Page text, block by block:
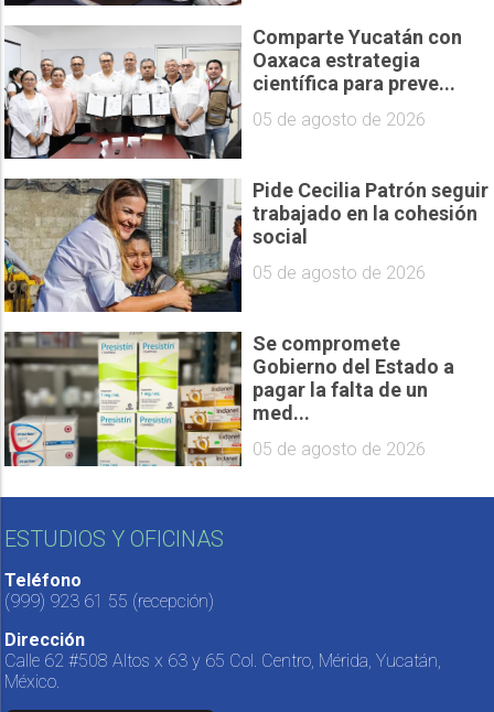
Comparte Yucatán con
Oaxaca estrategia
científica para preve...
05 de agosto de 2026
Pide Cecilia Patrón seguir
trabajado en la cohesión
social
05 de agosto de 2026
Se compromete
Gobierno del Estado a
pagar la falta de un
med...
05 de agosto de 2026
ESTUDIOS Y OFICINAS
Teléfono
(999) 923 61 55 (recepción)
Dirección
Calle 62 #508 Altos x 63 y 65 Col. Centro, Mérida, Yucatán,
México.